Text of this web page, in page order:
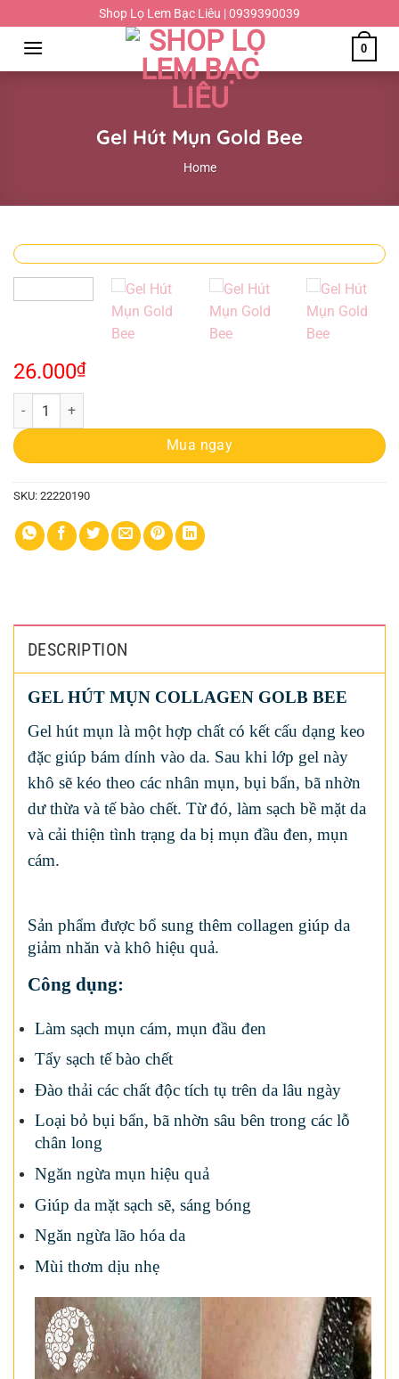
đến
dung
Shop Lọ Lem Bạc Liêu | 0939390039
0
Gel Hút Mụn Gold Bee
Home
26.000₫
Gel Hút Mụn Gold Bee quantity
Mua ngay
SKU: 22220190
DESCRIPTION
GEL HÚT MỤN COLLAGEN GOLB BEE
Gel hút mụn là một hợp chất có kết cấu dạng keo
đặc giúp bám dính vào da. Sau khi lớp gel này
khô sẽ kéo theo các nhân mụn, bụi bẩn, bã nhờn
dư thừa và tế bào chết. Từ đó, làm sạch bề mặt da
và cải thiện tình trạng da bị mụn đầu đen, mụn
cám.
Sản phẩm được bổ sung thêm collagen giúp da
giảm nhăn và khô hiệu quả.
Công dụng:
Làm sạch mụn cám, mụn đầu đen
Tẩy sạch tế bào chết
Đào thải các chất độc tích tụ trên da lâu ngày
Loại bỏ bụi bẩn, bã nhờn sâu bên trong các lỗ
chân long
Ngăn ngừa mụn hiệu quả
Giúp da mặt sạch sẽ, sáng bóng
Ngăn ngừa lão hóa da
Mùi thơm dịu nhẹ